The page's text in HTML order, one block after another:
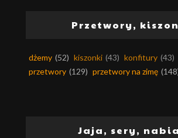
Przetwory,
dżemy (52) kiszonki (43) konfitury (43)
przetwory (129) przetwory na zimę
Jaja, sery,